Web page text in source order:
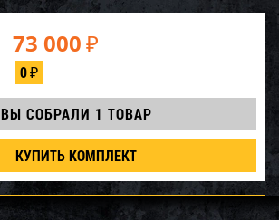
73 000 ₽
0₽
ВЫ СОБРАЛИ 1 ТОВАР
КУПИТЬ КОМПЛЕКТ